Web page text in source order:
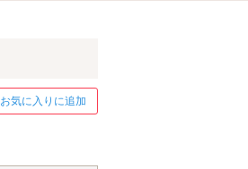
お気に入りに追加